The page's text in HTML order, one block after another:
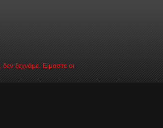
ξεχνάμε. Είμαστε οι